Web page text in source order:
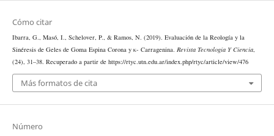
Cómo citar
Ibarra, G., Masó, I., Schelover, P., & Ramos, N. (2019). Evaluación de la Reología y la
Sinéresis de Geles de Goma Espina Corona y κ- Carragenina. Revista Tecnología Y Ciencia,
(24), 31–38. Recuperado a partir de https://rtyc.utn.edu.ar/index.php/rtyc/article/view/476
Más formatos de cita
Número